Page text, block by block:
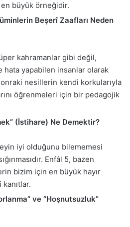
büyük örneğidir.
Beşerî Zaafları Neden
kahramanlar gibi değil,
hata yapabilen insanlar olarak
nesillerin kendi korkularıyla
öğrenmeleri için bir pedagojik
(İstihare) Ne Demektir?
iyi olduğunu bilememesi
Enfâl 5, bazen
bizim için en büyük hayır
ve “Hoşnutsuzluk”